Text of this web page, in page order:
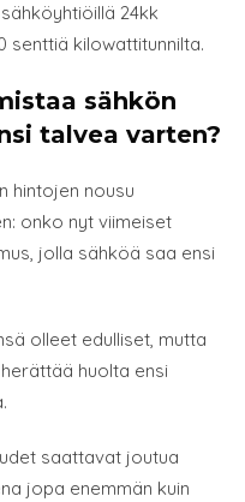
24kk
senttiä kilowattitunnilta.
sähkön
talvea varten?
hintojen nousu
onko nyt viimeiset
jolla sähköä saa ensi
olleet edulliset, mutta
huolta ensi
saattavat joutua
jopa enemmän kuin